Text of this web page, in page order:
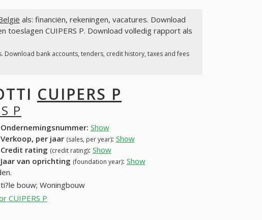
als: financiën, rekeningen, vacatures. Download
CUIPERS P. Download volledig rapport als
Download bank accounts, tenders, credit history, taxes and fees
CUIPERS P
P
Ondernemingsnummer: Show
Verkoop, per jaar (sales, per year): Show
Credit rating (credit rating): Show
Jaar van oprichting (foundation year): Show
bouw; Woningbouw
CUIPERS P